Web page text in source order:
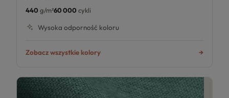
440g/m²60 000cykli
Wysoka odporność koloru
Zobacz wszystkie kolory